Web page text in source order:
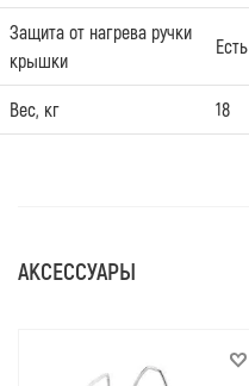
Защита от нагрева ручки
крышки
Есть
Вес, кг 18
АКСЕССУАРЫ